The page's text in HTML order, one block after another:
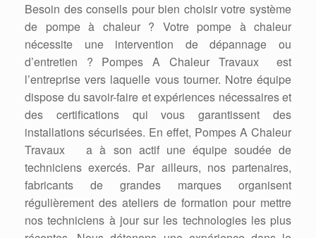
Besoin des conseils pour bien choisir votre système
de pompe à chaleur ? Votre pompe à chaleur
nécessite une intervention de dépannage ou
d’entretien ? Pompes A Chaleur Travaux est
l’entreprise vers laquelle vous tourner. Notre équipe
dispose du savoir-faire et expériences nécessaires et
des certifications qui vous garantissent des
installations sécurisées. En effet, Pompes A Chaleur
Travaux a à son actif une équipe soudée de
techniciens exercés. Par ailleurs, nos partenaires,
fabricants de grandes marques organisent
régulièrement des ateliers de formation pour mettre
nos techniciens à jour sur les technologies les plus